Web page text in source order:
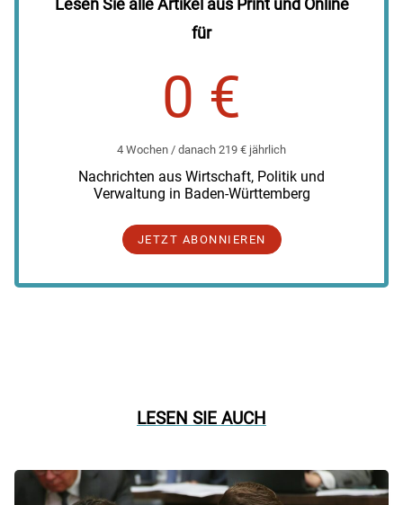
Lesen Sie alle Artikel aus Print und Online
für
0 €
4 Wochen / danach 219 € jährlich
Nachrichten aus Wirtschaft, Politik und
Verwaltung in Baden-Württemberg
JETZT ABONNIEREN
LESEN SIE AUCH